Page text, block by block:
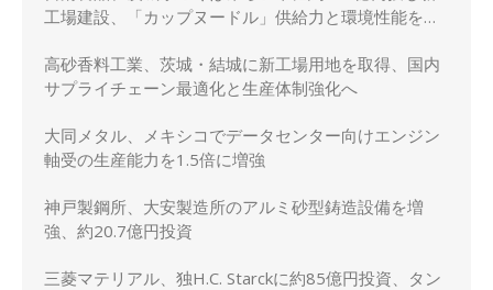
工場建設、「カップヌードル」供給力と環境性能を強
高砂香料工業、茨城・結城に新工場用地を取得、国内
サプライチェーン最適化と生産体制強化へ
大同メタル、メキシコでデータセンター向けエンジン
軸受の生産能力を1.5倍に増強
神戸製鋼所、大安製造所のアルミ砂型鋳造設備を増
強、約20.7億円投資
三菱マテリアル、独H.C. Starckに約85億円投資、タン